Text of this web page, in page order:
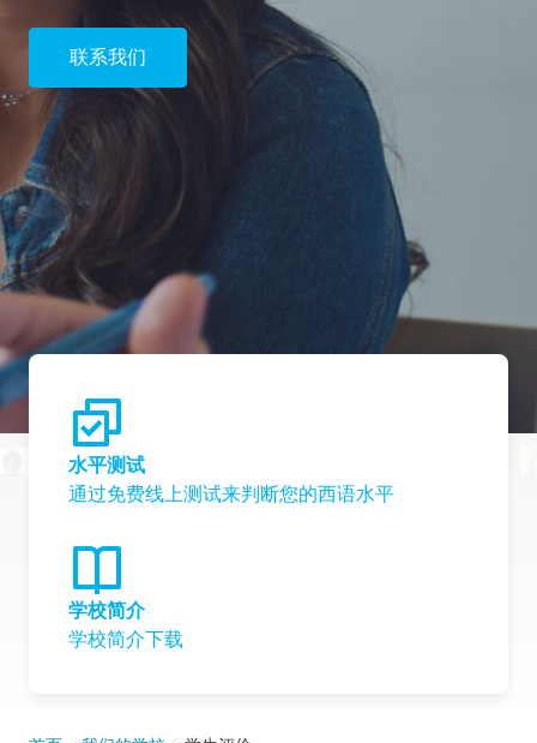
联系我们
水平测试
通过免费线上测试来判断您的西语水平
学校简介
学校简介下载